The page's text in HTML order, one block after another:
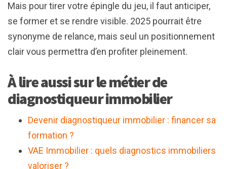
Mais pour tirer votre épingle du jeu, il faut anticiper,
se former et se rendre visible. 2025 pourrait être
synonyme de relance, mais seul un positionnement
clair vous permettra d’en profiter pleinement.
À lire aussi sur le métier de
diagnostiqueur immobilier
Devenir diagnostiqueur immobilier : financer sa
formation ?
VAE Immobilier : quels diagnostics immobiliers
valoriser ?